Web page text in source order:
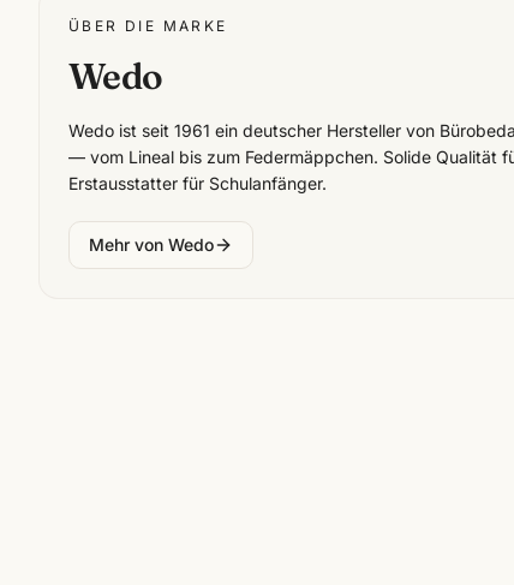
ÜBER DIE MARKE
Wedo
Wedo ist seit 1961 ein deutscher Hersteller von
— vom Lineal bis zum Federmäppchen. Solide Qualität
Erstausstatter für Schulanfänger.
Mehr von Wedo